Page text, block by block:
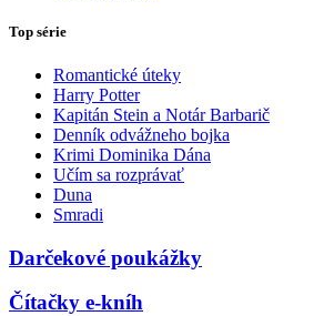
Top série
Romantické úteky
Harry Potter
Kapitán Stein a Notár Barbarič
Denník odvážneho bojka
Krimi Dominika Dána
Učím sa rozprávať
Duna
Smradi
Darčekové poukážky
Čítačky e-kníh